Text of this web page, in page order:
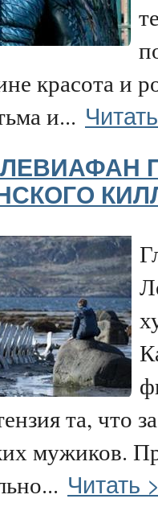
красота и
и...
та, что
мужиков.
Читать